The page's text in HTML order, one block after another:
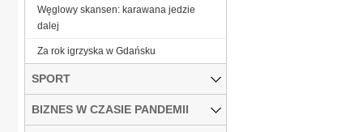
Węglowy skansen: karawana jedzie
dalej
Za rok igrzyska w Gdańsku
SPORT
BIZNES W CZASIE PANDEMII